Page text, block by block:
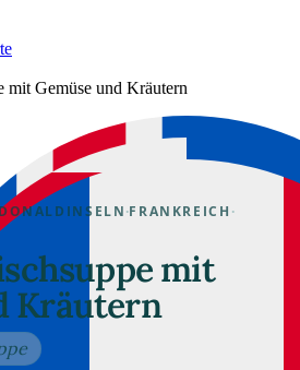
mit Gemüse und Kräutern
·FRANKREICH ·
mit
Kräutern